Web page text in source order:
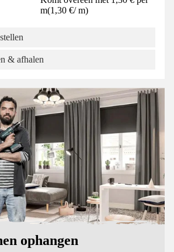
m(1,30 €/ m)
& afhalen
ophangen